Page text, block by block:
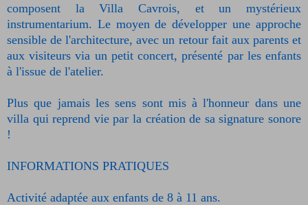
composent la Villa Cavrois, et un mystérieux
instrumentarium. Le moyen de développer une approche
sensible de l'architecture, avec un retour fait aux parents et
aux visiteurs via un petit concert, présenté par les enfants
à l'issue de l'atelier.
Plus que jamais les sens sont mis à l'honneur dans une
villa qui reprend vie par la création de sa signature sonore
!
INFORMATIONS PRATIQUES
Activité adaptée aux enfants de 8 à 11 ans.